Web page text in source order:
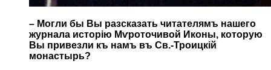
– Могли бы Вы разсказать читателямъ нашего
журнала исторію Мѵроточивой Иконы, которую
Вы привезли къ намъ въ Св.-Троицкій
монастырь?